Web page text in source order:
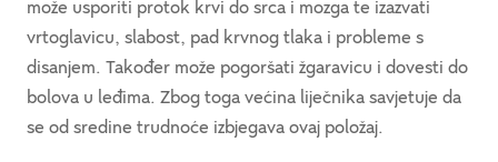
može usporiti protok krvi do srca i mozga te izazvati
vrtoglavicu, slabost, pad krvnog tlaka i probleme s
disanjem. Također može pogoršati žgaravicu i dovesti do
bolova u leđima. Zbog toga većina liječnika savjetuje da
se od sredine trudnoće izbjegava ovaj položaj.